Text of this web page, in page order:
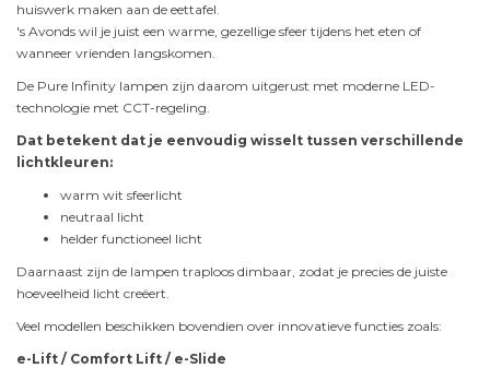
huiswerk maken aan de eettafel.
's Avonds wil je juist een warme, gezellige sfeer tijdens het eten of
wanneer vrienden langskomen.
De Pure Infinity lampen zijn daarom uitgerust met moderne LED-
technologie met CCT-regeling.
Dat betekent dat je eenvoudig wisselt tussen verschillende
lichtkleuren:
warm wit sfeerlicht
neutraal licht
helder functioneel licht
Daarnaast zijn de lampen traploos dimbaar, zodat je precies de juiste
hoeveelheid licht creëert.
Veel modellen beschikken bovendien over innovatieve functies zoals:
e-Lift / Comfort Lift / e-Slide